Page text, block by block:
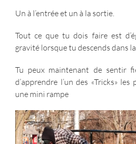
Un à l’entrée et un à la sortie.
Tout ce que tu dois faire est
gravité lorsque tu descends dans
Tu peux maintenant de sentir
d’apprendre l’un des «Tricks»
une mini rampe